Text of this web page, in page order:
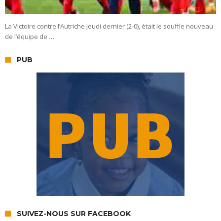
La Victoire contre l’Autriche jeudi dernier (2-0), était le souffle nouveau
de l’équipe de …
PUB
SUIVEZ-NOUS SUR FACEBOOK